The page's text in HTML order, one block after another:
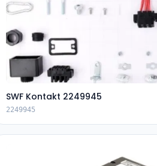
SWF Kontakt 2249945
2249945